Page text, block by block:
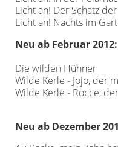
Licht an! Der Schatz
Licht an! Nachts im
Neu ab Februar 2012:
Die wilden Hühner
Wilde Kerle - Jojo, der
Wilde Kerle - Rocce,
Neu ab Dezember